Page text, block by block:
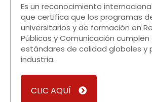
Es un reconocimiento
que certifica que los programas
universitarios y de formación en
Públicas y Comunicación cumplen
estándares de calidad globales y
industria.
CLIC AQUÍ